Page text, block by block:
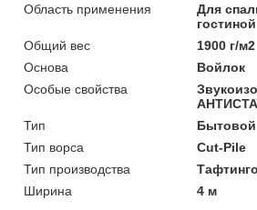
Область применения
Для
гостиной
Общий вес
1900 г/м2
Основа
Войлок
Особые свойства
Тип
Бытовой
Тип ворса
Cut-Pile
Тип производства
Ширина
4 м